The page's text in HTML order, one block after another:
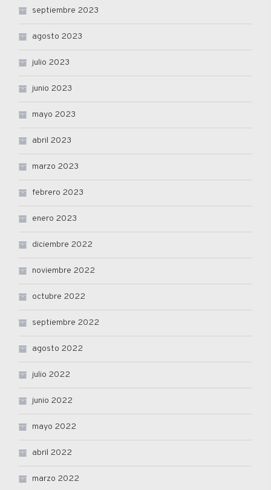
septiembre 2023
agosto 2023
julio 2023
junio 2023
mayo 2023
abril 2023
marzo 2023
febrero 2023
enero 2023
diciembre 2022
noviembre 2022
octubre 2022
septiembre 2022
agosto 2022
julio 2022
junio 2022
mayo 2022
abril 2022
marzo 2022